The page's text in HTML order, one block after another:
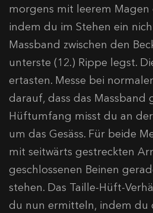
morgens mit leerem
indem du im Stehen ein
Massband zwischen den
unterste (12.) Rippe legst.
ertasten. Messe bei
darauf, dass das Massband
Hüftumfang misst du an
um das Gesäss. Für beide
mit seitwärts gestreckten
geschlossenen Beinen
stehen. Das Taille-Hüft-
du nun ermitteln, indem du